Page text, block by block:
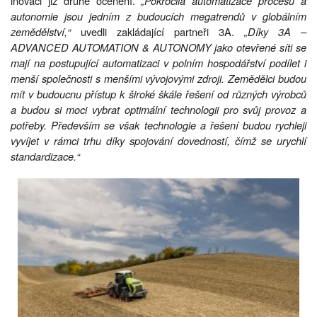
autonomie jsou jedním z budoucích megatrendů v globálním
zemědělství,“uvedli zakládající partneři 3A. „Díky 3A –
ADVANCED AUTOMATION & AUTONOMY jako otevřené síti se
mají na postupující automatizaci v polním hospodářství podílet i
menší společnosti s menšími vývojovými zdroji. Zemědělci budou
mít v budoucnu přístup k široké škále řešení od různých výrobců
a budou si moci vybrat optimální technologii pro svůj provoz a
potřeby. Především se však technologie a řešení budou rychleji
vyvíjet v rámci trhu díky spojování dovedností, čímž se urychlí
standardizace.“